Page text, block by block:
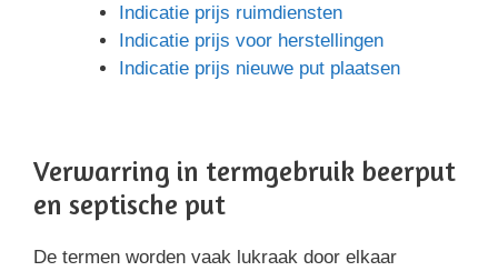
Indicatie prijs ruimdiensten
Indicatie prijs voor herstellingen
Indicatie prijs nieuwe put plaatsen
Verwarring in termgebruik beerput
en septische put
De termen worden vaak lukraak door elkaar